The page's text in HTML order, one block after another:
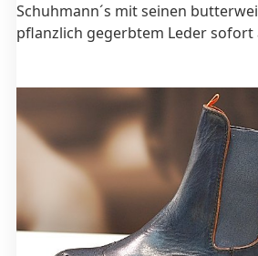
Schuhmann´s mit seinen
pflanzlich gegerbtem Leder sofort